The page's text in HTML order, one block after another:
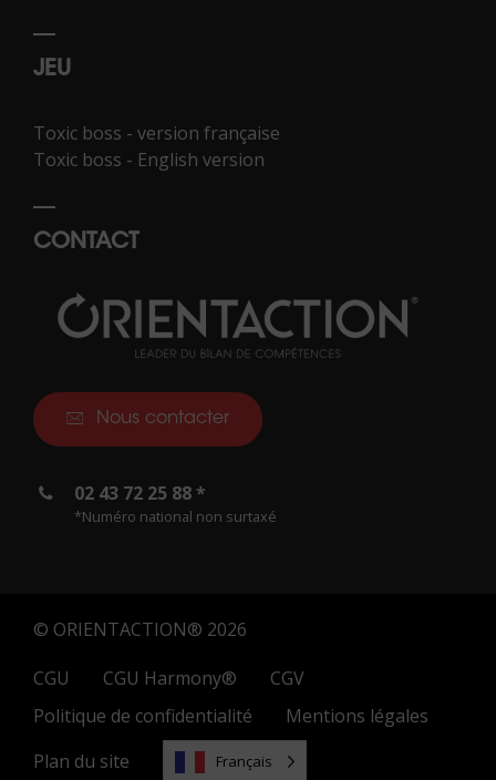
JEU
Toxic boss - version française
Toxic boss - English version
CONTACT
Nous contacter
02 43 72 25 88 *
*Numéro national non surtaxé
© ORIENTACTION® 2026
CGU
CGU Harmony®
CGV
Politique de confidentialité
Mentions légales
Plan du site
Français